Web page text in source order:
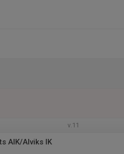
v.11
AIK/Alviks IK